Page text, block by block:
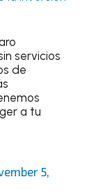
servicios
de
a tu
5,